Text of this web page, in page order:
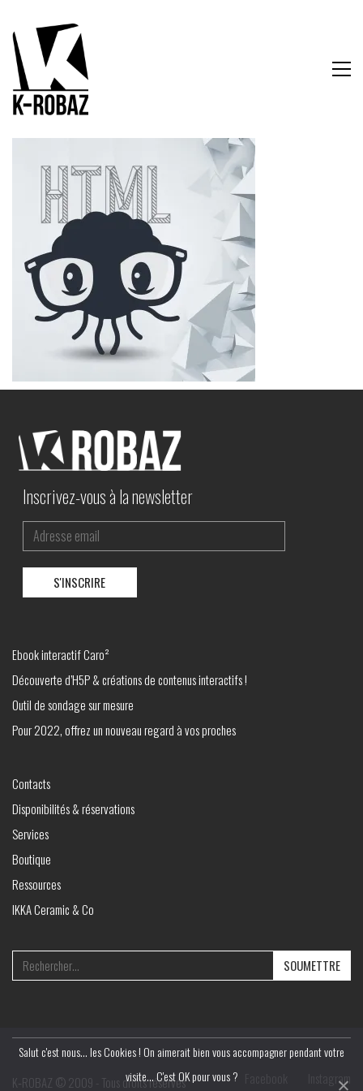
Inscrivez-vous à la newsletter
Ebook interactif Caro²
Découverte d’H5P & créations de contenus interactifs !
Outil de sondage sur mesure
Pour 2022, offrez un nouveau regard à vos proches
Contacts
Disponibilités & réservations
Services
Boutique
Ressources
IKKA Ceramic & Co
Search
for:
Instagram
K‑ROBAZ © 2009 - Tous droits réservés
Salut c'est nous... les Cookies ! On aimerait bien vous accompagner pendant votre
visite... C'est OK pour vous ?